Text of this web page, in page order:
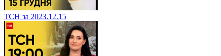
ТСН за 2023.12.15